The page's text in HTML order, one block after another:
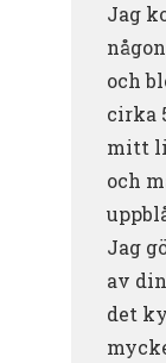
Jag
och
cirka
mitt
och
Jag
av
det